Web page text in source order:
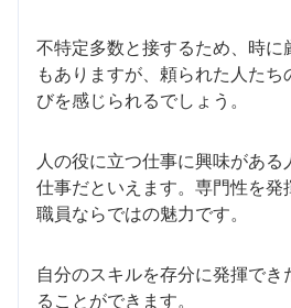
不特定多数と接するため、時に
もありますが、頼られた人た
びを感じられるでしょう。
人の役に立つ仕事に興味があ
仕事だといえます。専門性を発
職員ならではの魅力です。
自分のスキルを存分に発揮で
ることができます。